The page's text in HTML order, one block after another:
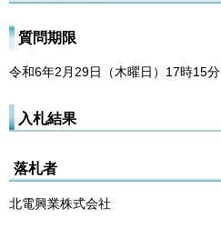
質問期限
令和6年2月29日（木曜日）17時15分
入札結果
落札者
北電興業株式会社